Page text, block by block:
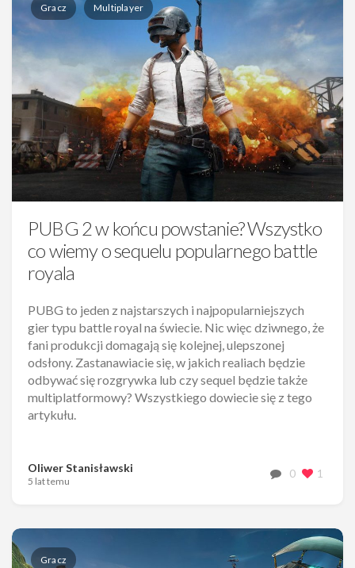
Gracz Multiplayer
PUBG 2 w końcu powstanie? Wszystko
co wiemy o sequelu popularnego battle
royala
PUBG to jeden z najstarszych i najpopularniejszych
gier typu battle royal na świecie. Nic więc dziwnego, że
fani produkcji domagają się kolejnej, ulepszonej
odsłony. Zastanawiacie się, w jakich realiach będzie
odbywać się rozgrywka lub czy sequel będzie także
multiplatformowy? Wszystkiego dowiecie się z tego
artykułu.
Oliwer Stanisławski
5 lat temu
0 1
Gracz